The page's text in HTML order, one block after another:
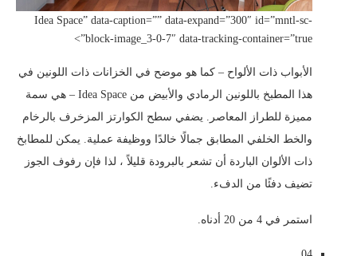
Idea Space” data-caption=”” data-expand=”300″ id=”mntl-sc-
block-image_3-0-7″ data-tracking-container=”true”>
الأبواب ذات الألواح – كما هو موضح في الخزانات ذات اللونين في
هذا المطبخ باللونين الرمادي والأبيض من Idea Space – هي سمة
مميزة للطراز المعاصر. يضفي سطح الكوارتز المزخرف بالرخام
والخط الخلفي المطابق جمالًا خالدًا ووظيفة عملية. يمكن للمطابخ
ذات الألوان الباردة أن تشعر بالبرودة قليلاً ، لذا فإن رفوف الجوز
تضيف دفئًا من الدفء.
استمر في 4 من 20 أدناه.